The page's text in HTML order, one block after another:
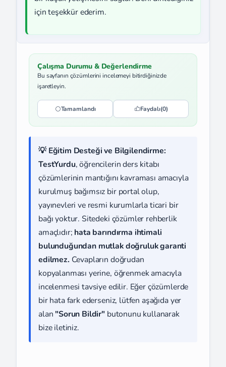
için teşekkür ederim.
Çalışma Durumu & Değerlendirme
Bu sayfanın çözümlerini incelemeyi bitirdiğinizde
işaretleyin.
Tamamlandı Faydalı(0)
💡 Eğitim Desteği ve Bilgilendirme:
TestYurdu, öğrencilerin ders kitabı
çözümlerinin mantığını kavraması amacıyla
kurulmuş bağımsız bir portal olup,
yayınevleri ve resmi kurumlarla ticari bir
bağı yoktur. Sitedeki çözümler rehberlik
amaçlıdır; hata barındırma ihtimali
bulunduğundan mutlak doğruluk garanti
edilmez. Cevapların doğrudan
kopyalanması yerine, öğrenmek amacıyla
incelenmesi tavsiye edilir. Eğer çözümlerde
bir hata fark ederseniz, lütfen aşağıda yer
alan "Sorun Bildir" butonunu kullanarak
bize iletiniz.